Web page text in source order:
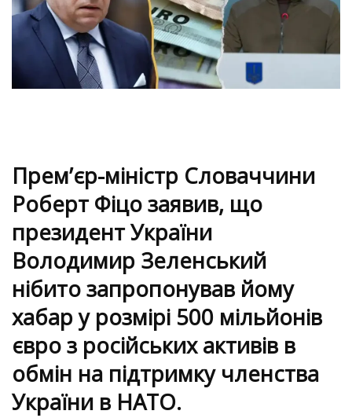
Прем’єр-міністр Словаччини
Роберт Фіцо заявив, що
президент України
Володимир Зеленський
нібито запропонував йому
хабар у розмірі 500 мільйонів
євро з російських активів в
обмін на підтримку членства
України в НАТО.